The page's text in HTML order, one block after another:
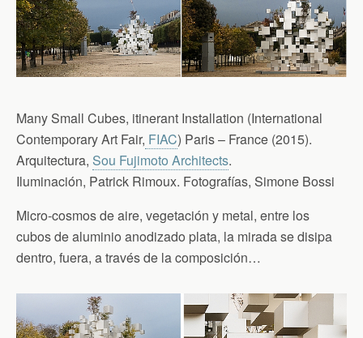
Many Small Cubes, itinerant Installation (International
Contemporary Art Fair, FIAC) Paris – France (2015).
Arquitectura, Sou Fujimoto Architects.
Iluminación, Patrick Rimoux. Fotografías, Simone Bossi
Micro-cosmos de aire, vegetación y metal, entre los
cubos de aluminio anodizado plata, la mirada se disipa
dentro, fuera, a través de la composición…